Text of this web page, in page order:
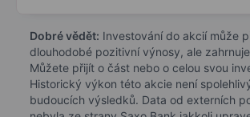
Dobré vědět: Investování do akcií může
dlouhodobé pozitivní výnosy, ale
Můžete přijít o část nebo o celou svou
Historický výkon této akcie není
budoucích výsledků. Data od externích